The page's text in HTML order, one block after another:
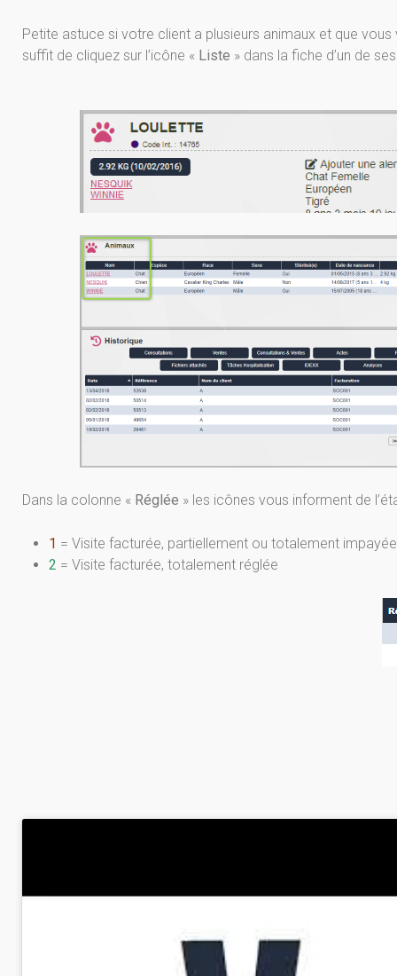
Petite astuce si votre client a plusieurs animaux et que
suffit de cliquez sur l’icône « Liste » dans la fiche d’un de
Dans la colonne « Réglée » les icônes vous informent de
1 = Visite facturée, partiellement ou totalement impayée
2 = Visite facturée, totalement réglée